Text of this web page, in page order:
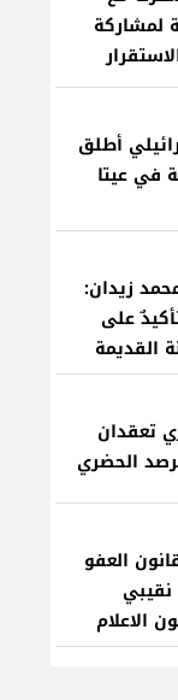
لمشاركة
أطلق
في عيتا
زيدان:
على
القديمة
تعقدان
الحضري
العفو
الاعلام